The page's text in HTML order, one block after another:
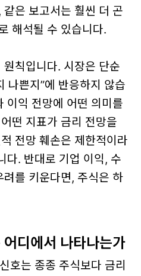
은 보고서는 훨씬 더 곤
해석될 수 있습니다.
칙입니다. 시장은 단순
나쁜지”에 반응하지 않습
이익 전망에 어떤 의미를
떤 지표가 금리 전망을
전망 훼손은 제한적이라
다. 반대로 기업 이익, 수
를 키운다면, 주식은 하
디에서 나타나는가
호는 종종 주식보다 금리